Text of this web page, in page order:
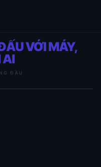
VỚI MÁY,
AI
ĐẦU